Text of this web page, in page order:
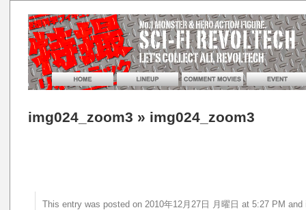
img024_zoom3 » img024_zoom3
This entry was posted on 2010年12月27日 月曜日 at 5:27 PM